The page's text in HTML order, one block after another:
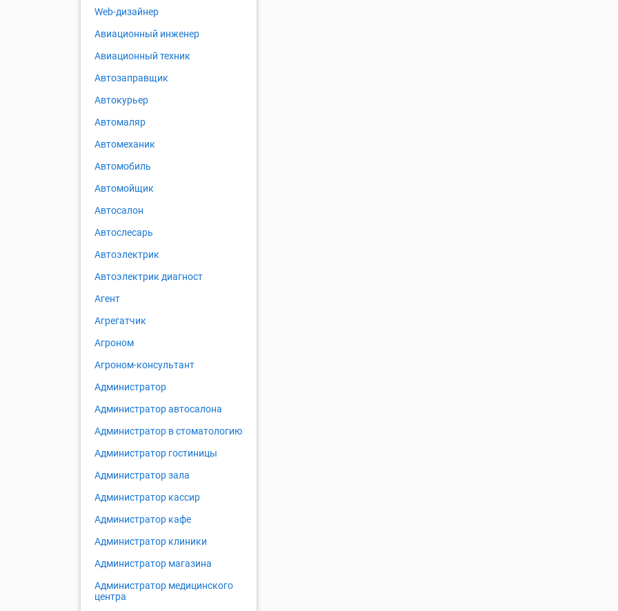
Web-дизайнер
Авиационный инженер
Авиационный техник
Автозаправщик
Автокурьер
Автомаляр
Автомеханик
Автомобиль
Автомойщик
Автосалон
Автослесарь
Автоэлектрик
Автоэлектрик диагност
Агент
Агрегатчик
Агроном
Агроном-консультант
Администратор
Администратор автосалона
Администратор в стоматологию
Администратор гостиницы
Администратор зала
Администратор кассир
Администратор кафе
Администратор клиники
Администратор магазина
Администратор медицинского
центра